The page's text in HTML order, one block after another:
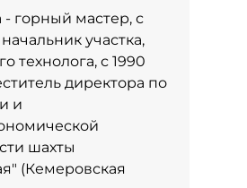
- горный мастер, с
участка,
технолога, с 1990
директора по
и
шахты
(Кемеровская